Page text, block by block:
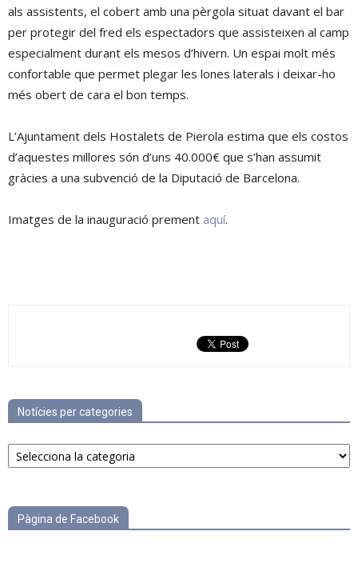
als assistents, el cobert amb una pèrgola situat davant el bar
per protegir del fred els espectadors que assisteixen al camp
especialment durant els mesos d’hivern. Un espai molt més
confortable que permet plegar les lones laterals i deixar-ho
més obert de cara el bon temps.
L’Ajuntament dels Hostalets de Pierola estima que els costos
d’aquestes millores són d’uns 40.000€ que s’han assumit
gràcies a una subvenció de la Diputació de Barcelona.
Imatges de la inauguració prement aquí.
Notícies per categories
Notícies
per
Pàgina de Facebook